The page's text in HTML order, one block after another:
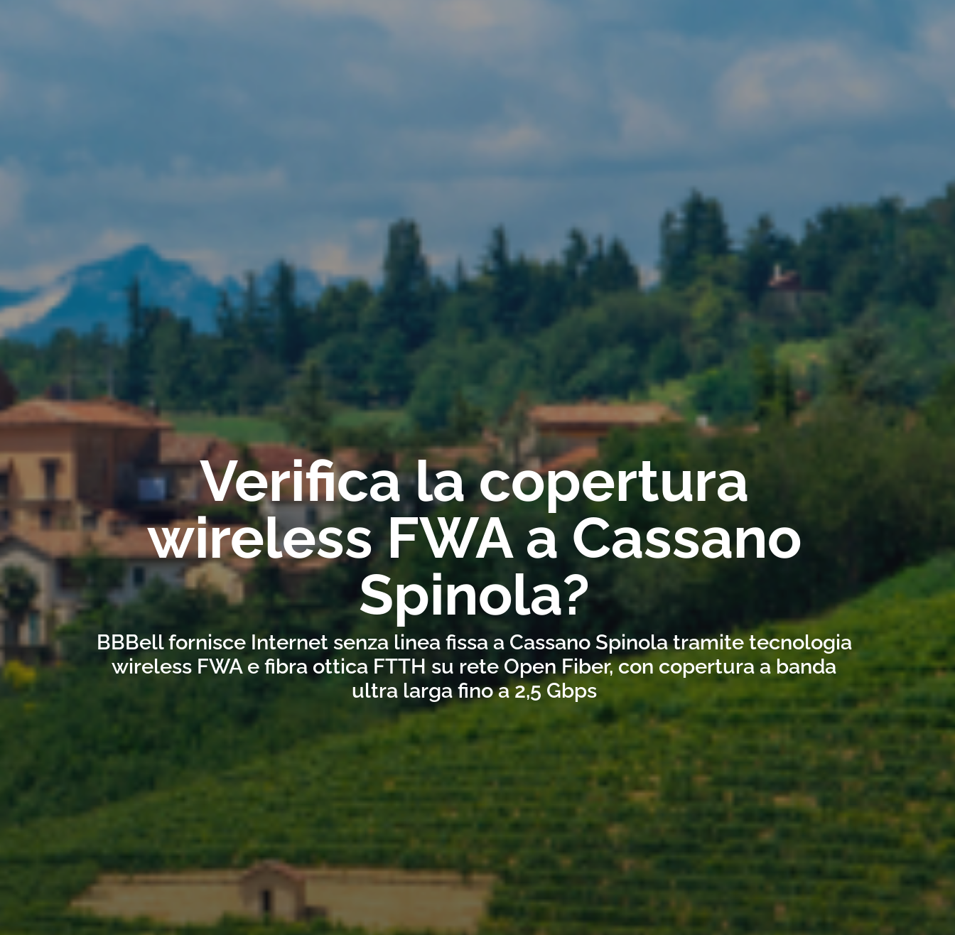
Verifica la copertura
wireless FWA a Cassano
Spinola?
BBBell fornisce Internet senza linea fissa a Cassano Spinola tramite tecnologia
wireless FWA e fibra ottica FTTH su rete Open Fiber, con copertura a banda
ultra larga fino a 2,5 Gbps